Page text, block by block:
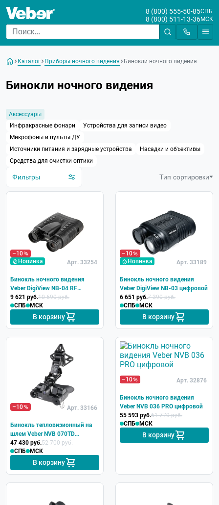
8 (800) 555-50-85СПБ
8 (800) 511-13-36МСК
Каталог Приборы ночного видения Бинокли ночного видения
Бинокли ночного видения
Аксессуары
Инфракрасные фонари
Устройства для записи видео
Микрофоны и пульты ДУ
Источники питания и зарядные устройства
Насадки и объективы
Средства для очистки оптики
Цена
От
До
Увеличение
Диаметр объектива, мм
Тип ПНВ
Длина волны ИК
Преобразователь
Фильтры Тип сортировки
–10
Новинка
Арт. 33254
Бинокль ночного видения
Veber DigiView NB-04 RF
цифровой с дальномером
9 621 руб.10 690 руб.
СПБ
МСК
В корзину
–10
Новинка
Арт. 33189
Бинокль ночного видения
Veber DigiView NB-03 цифровой
6 651 руб.7 390 руб.
СПБ
МСК
В корзину
–10 Арт. 33166
Бинокль тепловизионный на
шлем Veber NVB 070TD
цифровой с функцией ночного
видения
47 430 руб.52 700 руб.
СПБ
МСК
В корзину
–10 Арт. 32876
Бинокль ночного видения
Veber NVB 036 PRO цифровой
55 593 руб.61 770 руб.
СПБ
МСК
В корзину